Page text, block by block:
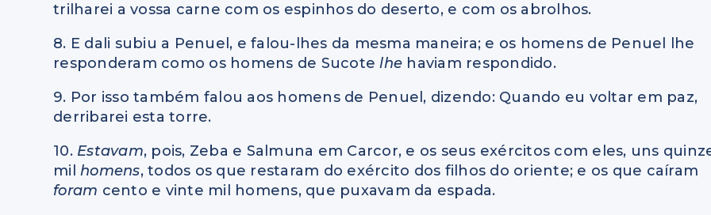
trilharei a vossa carne com os espinhos do deserto, e com os abrolhos.
8. E dali subiu a Penuel, e falou-lhes da mesma maneira; e os homens de Penuel lhe
responderam como os homens de Sucotelhe haviam respondido.
9. Por isso também falou aos homens de Penuel, dizendo: Quando eu voltar em paz,
derribarei esta torre.
10. Estavam, pois, Zeba e Salmuna em Carcor, e os seus exércitos com eles, uns
milhomens, todos os que restaram do exército dos filhos do oriente; e os que caíram
foram cento e vinte mil homens, que puxavam da espada.